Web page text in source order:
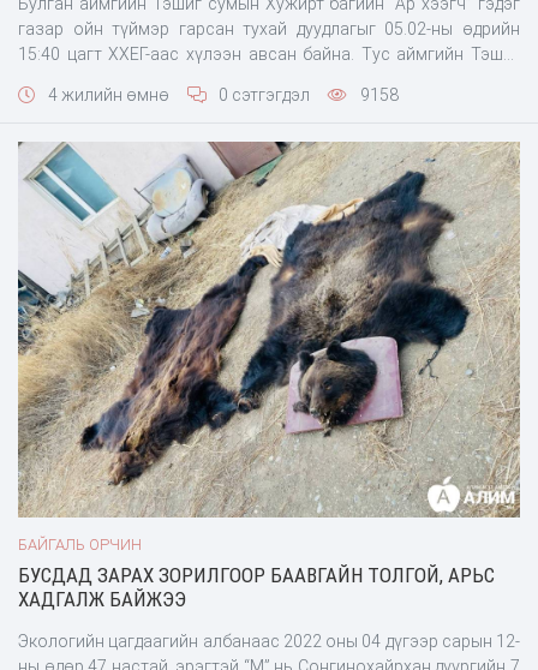
газар ойн түймэр гарсан тухай дуудлагыг 05.02-ны өдрийн
15:40 цагт ХХЕГ-аас хүлээн авсан байна. Тус аймгийн Тэшиг
түймрийн голомтод ажиллаж байгаа бөгөөд Онцгой байдлын
ажиллахаар Онцгой б
4 жилийн өмнө 0 сэтгэгдэл 9158
БАЙГАЛЬ ОРЧИН
БУСДАД ЗАРАХ ЗОРИЛГООР БААВГАЙН ТОЛГОЙ, АРЬС
ХАДГАЛЖ БАЙЖЭЭ
Экологийн цагдаагийн албанаас 2022 оны 04 дүгээр сарын 12-
ны өдөр 47 настай, эрэгтэй “М” нь Сонгинохайрхан дүүргийн 7